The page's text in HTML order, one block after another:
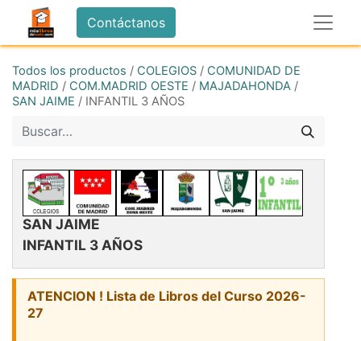
Contáctanos
Todos los productos / COLEGIOS / COMUNIDAD DE
MADRID / COM.MADRID OESTE / MAJADAHONDA /
SAN JAIME / INFANTIL 3 AÑOS
SAN JAIME
INFANTIL 3 AÑOS
ATENCION ! Lista de Libros del Curso 2026-
27